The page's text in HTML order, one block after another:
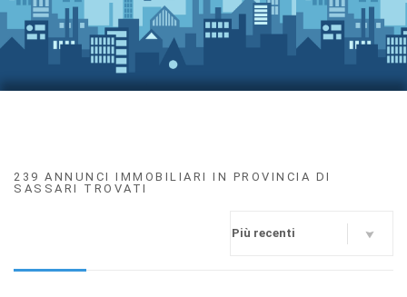
239 ANNUNCI IMMOBILIARI IN PROVINCIA DI
SASSARI TROVATI